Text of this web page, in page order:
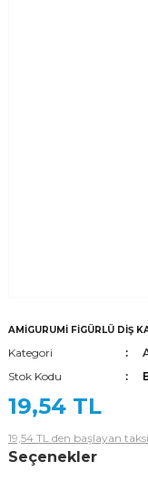
AMİGURUMİ FİGÜRLÜ DİŞ
Kategori
Stok Kodu
19,54 TL
19,54 TL den başlayan
Seçenekler